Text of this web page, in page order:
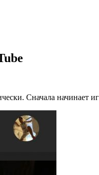
Сначала начинает